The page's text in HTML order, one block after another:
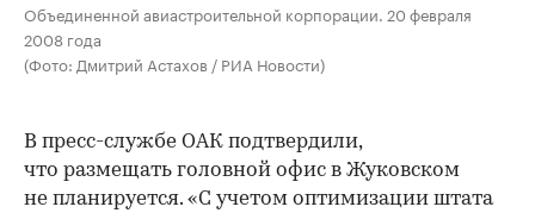
Объединенной авиастроительной корпорации. 20 февраля
2008 года
(Фото: Дмитрий Астахов / РИА Новости)
В пресс-службе ОАК подтвердили,
что размещать головной офис в Жуковском
не планируется. «С учетом оптимизации штата